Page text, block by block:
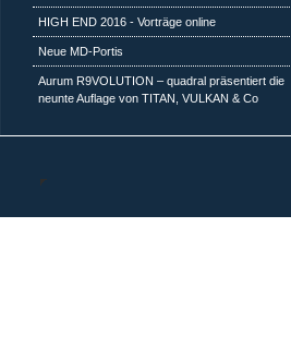
HIGH END 2016 - Vorträge online
Neue MD-Portis
Aurum R9VOLUTION – quadral präsentiert die
neunte Auflage von TITAN, VULKAN & Co